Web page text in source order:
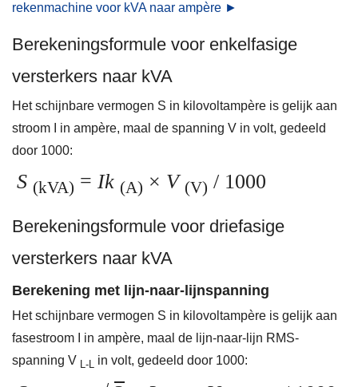
rekenmachine voor kVA naar ampère ►
Berekeningsformule voor enkelfasige
versterkers naar kVA
Het schijnbare vermogen S in kilovoltampère is gelijk aan
stroom I in ampère, maal de spanning V in volt, gedeeld
door 1000:
S (kVA) = Ik (A) × V (V) / 1000
Berekeningsformule voor driefasige
versterkers naar kVA
Berekening met lijn-naar-lijnspanning
Het schijnbare vermogen S in kilovoltampère is gelijk aan
fasestroom I in ampère, maal de lijn-naar-lijn RMS-
spanning V L-L in volt, gedeeld door 1000: